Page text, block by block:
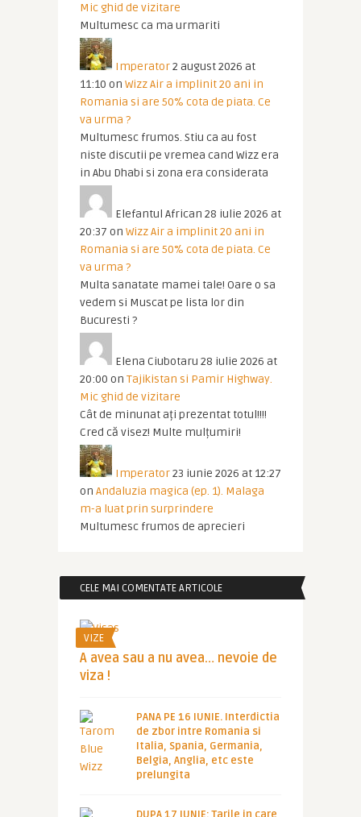
Mic ghid de vizitare
Multumesc ca ma urmariti
Imperator2 august 2026 at
11:10 on Wizz Air a implinit 20 ani in
Romania si are 50% cota de piata. Ce
va urma ?
Multumesc frumos. Stiu ca au fost
niste discutii pe vremea cand Wizz era
in Abu Dhabi si zona era considerata
Elefantul African 28 iulie 2026 at
20:37 on Wizz Air a implinit 20 ani in
Romania si are 50% cota de piata. Ce
va urma ?
Multa sanatate mamei tale! Oare o sa
vedem si Muscat pe lista lor din
Bucuresti ?
Elena Ciubotaru 28 iulie 2026 at
20:00 on Tajikistan si Pamir Highway.
Mic ghid de vizitare
Cât de minunat ați prezentat totul!!!!
Cred că visez! Multe mulțumiri!
Imperator23 iunie 2026 at 12:27
on Andaluzia magica (ep. 1). Malaga
m-a luat prin surprindere
Multumesc frumos de aprecieri
CELE MAI COMENTATE ARTICOLE
VIZE
A avea sau a nu avea… nevoie de
viza !
PANA PE 16 IUNIE. Interdictia
de zbor intre Romania si
Italia, Spania, Germania,
Belgia, Anglia, etc este
prelungita